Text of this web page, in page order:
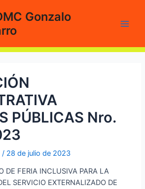
Gonzalo
PÚBLICAS Nro.
/ 28 de julio de 2023
DE FERIA INCLUSIVA PARA LA
SERVICIO EXTERNALIZADO DE